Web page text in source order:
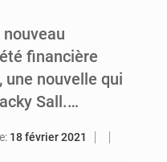
financière
une nouvelle qui
Sall.…
le: 18 février 2021